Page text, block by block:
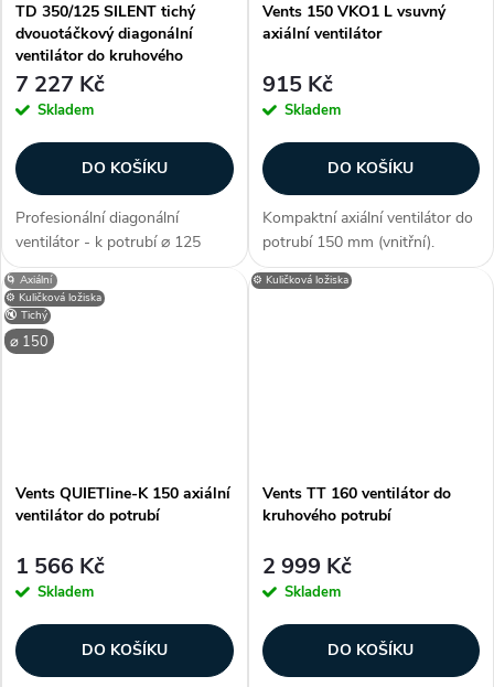
TD 350/125 SILENT tichý
dvouotáčkový diagonální
ventilátor do kruhového
potrubí
7 227 Kč
Skladem
DO KOŠÍKU
Profesionální diagonální
ventilátor - k potrubí ⌀ 125
mm, až 2100 ot./min, průtok až
330 m³/h, příkon max. 27 W,
proud max. 0,12 A, tichý (max.
23 db/A), materiál pláště plast,...
Vents 150 VKO1 L vsuvný
axiální ventilátor
915 Kč
Skladem
DO KOŠÍKU
Kompaktní axiální ventilátor do
potrubí 150 mm (vnitřní).
Kuličková ložiska. Průtok až
305 m3/h. Zákazníci často
⚙️ Kuličková ložiska
🔇 Tichý
⌀ 150
🌀 Axiální
Vents QUIETline-K 150 axiální
ventilátor do potrubí
1 566 Kč
Skladem
DO KOŠÍKU
⚙️ Kuličková ložiska
Vents TT 160 ventilátor do
kruhového potrubí
2 999 Kč
Skladem
DO KOŠÍKU